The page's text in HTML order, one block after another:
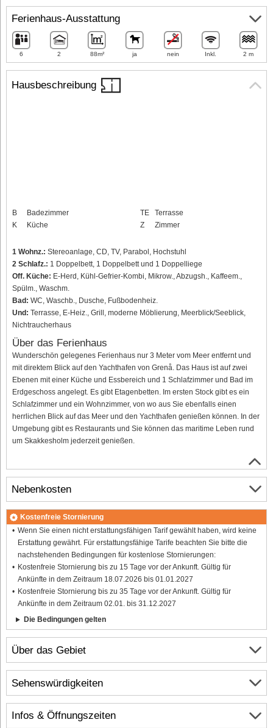
Hausbeschreibung
B
Badezimmer
K
Küche
TE
Terrasse
Z
Zimmer
1 Wohnz.: Stereoanlage, CD, TV, Parabol, Hochstuhl
2 Schlafz.: 1 Doppelbett, 1 Doppelbett und 1 Doppelliege
Off. Küche: E-Herd, Kühl-Gefrier-Kombi, Mikrow., Abzugsh., Kaffeem.,
Spülm., Waschm.
Bad: WC, Waschb., Dusche, Fußbodenheiz.
Und: Terrasse, E-Heiz., Grill, moderne Möblierung, Meerblick/Seeblick,
Nichtraucherhaus
Über das Ferienhaus
Wunderschön gelegenes Ferienhaus nur 3 Meter vom Meer entfernt und
mit direktem Blick auf den Yachthafen von Grenå. Das Haus ist auf zwei
Ebenen mit einer Küche und Essbereich und 1 Schlafzimmer und Bad im
Erdgeschoss angelegt. Es gibt Etagenbetten. Im ersten Stock gibt es ein
Schlafzimmer und ein Wohnzimmer, von wo aus Sie ebenfalls einen
herrlichen Blick auf das Meer und den Yachthafen genießen können. In der
Umgebung gibt es Restaurants und Sie können das maritime Leben rund
um Skakkesholm jederzeit genießen.
Über das Gebiet
Infos & Öffnungszeiten
Ferienhaus-Ausstattung
6 2 88m² ja nein Inkl. 2 m
Nebenkosten
Kostenfreie Stornierung
Wenn Sie einen nicht erstattungsfähigen Tarif gewählt haben, wird keine
Erstattung gewährt. Für erstattungsfähige Tarife beachten Sie bitte die
nachstehenden Bedingungen für kostenlose Stornierungen:
Kostenfreie Stornierung bis zu 15 Tage vor der Ankunft. Gültig für
Ankünfte in dem Zeitraum 18.07.2026 bis 01.01.2027
Kostenfreie Stornierung bis zu 35 Tage vor der Ankunft. Gültig für
Ankünfte in dem Zeitraum 02.01. bis 31.12.2027
Die Bedingungen gelten
Sehenswürdigkeiten